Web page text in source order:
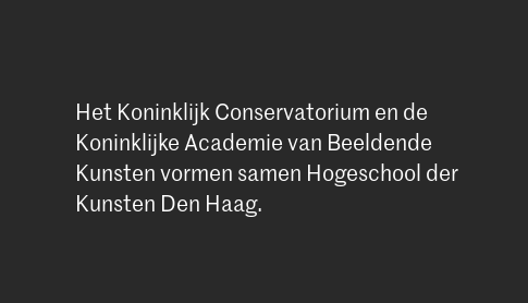
Het Koninklijk Conservatorium en de
Koninklijke Academie van Beeldende
Kunsten vormen samen Hogeschool der
Kunsten Den Haag.